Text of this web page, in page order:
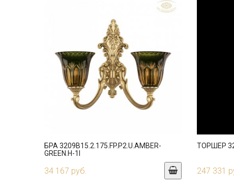
БРА 3209B15.2.175.FP.P2.U.AMBER-
GREEN.H-1I
34 167 руб.
ТОРШЕР
247 331